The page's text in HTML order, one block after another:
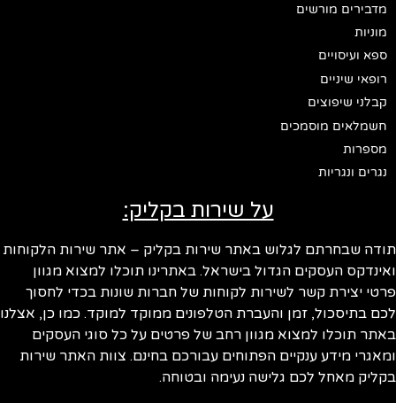
מדבירים מורשים
מוניות
ספא ועיסויים
רופאי שיניים
קבלני שיפוצים
חשמלאים מוסמכים
מספרות
נגרים ונגריות
על שירות בקליק:
שבחרתם לגלוש באתר שירות בקליק – אתר שירות הלקוחות
העסקים הגדול בישראל. באתרינו תוכלו למצוא מגוון
יצירת קשר לשירות לקוחות של חברות שונות בכדי לחסוך
בתיסכול, זמן והעברת הטלפונים ממוקד למוקד. כמו כן, אצלנו
תוכלו למצוא מגוון רחב של פרטים על כל סוגי העסקים
מידע ענקיים הפתוחים עבורכם בחינם. צוות האתר שירות
מאחל לכם גלישה נעימה ובטוחה.